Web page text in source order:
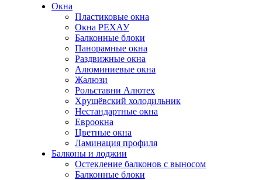
Окна
Пластиковые окна
Окна РЕХАУ
Балконные блоки
Панорамные окна
Раздвижные окна
Алюминиевые окна
Жалюзи
Рольставни Алютех
Хрущёвский холодильник
Нестандартные окна
Евроокна
Цветные окна
Ламинация профиля
Балконы и лоджии
Остекление балконов с выносом
Балконные блоки